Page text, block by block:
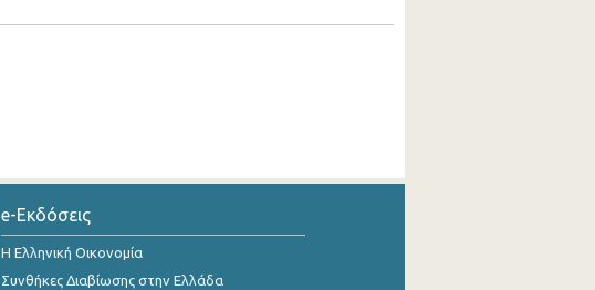
e-Εκδόσεις
Η Ελληνική Οικονομία
Συνθήκες Διαβίωσης στην Ελλάδα